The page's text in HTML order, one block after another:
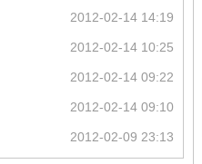
2012-02-14 14:19
2012-02-14 10:25
2012-02-14 09:22
2012-02-14 09:10
2012-02-09 23:13